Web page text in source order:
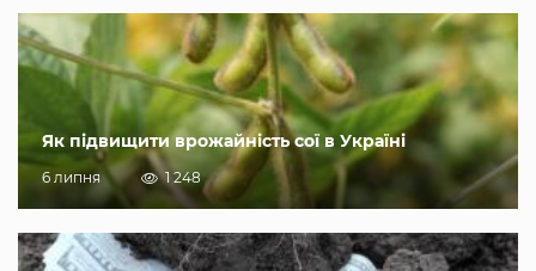
Як підвищити врожайність сої в Україні
6 липня 1 248